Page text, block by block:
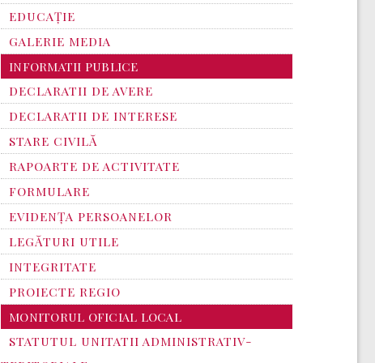
EDUCAȚIE
GALERIE MEDIA
INFORMATII PUBLICE
DECLARATII DE AVERE
DECLARATII DE INTERESE
STARE CIVILĂ
RAPOARTE DE ACTIVITATE
FORMULARE
EVIDENȚA PERSOANELOR
LEGĂTURI UTILE
INTEGRITATE
PROIECTE REGIO
MONITORUL OFICIAL LOCAL
STATUTUL UNITATII ADMINISTRATIV-